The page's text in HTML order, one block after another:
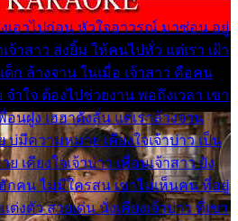
เอาไปก่อน หัวใจอาวรณ์ มาซ่อน อยู่
าสาว ส่งยิ้ม ให้คนไปทั่ว แต่เรา เฝ้า
ด็ก ล้างจาน ในเมื่อ เจ้าสาว คือคน
ำใจ ต้องไปช่วยงาน พอถึงเวลา เขา
นฝูง เฮฮาดังลั่น แต่เราล้างจาน
บ่มีความหมาย เคียงใจเจ้าบ่าว เป็น
เคียงใจเจ้าบ่าว เพื่อนเจ้าสาว ยัง
กคน ไม่มีใครสน เขาไม่เห็นคน ที่อยู่
ต่งตัว สวยเด่น นั่งเคียงเจ้าบ่าว ที่เขา